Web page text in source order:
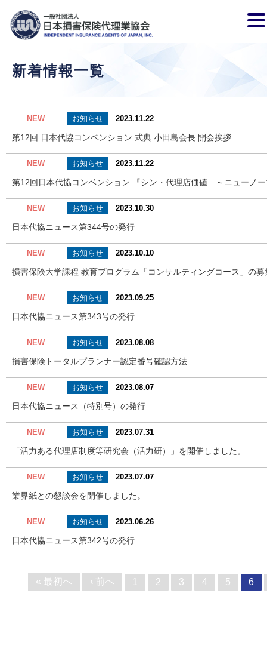
新着情報一覧
NEW お知らせ 2023.11.22
第12回 日本代協コンベンション 式典 小田島会長 開会挨拶
NEW お知らせ 2023.11.22
第12回日本代協コンベンション 『シン・代理店価値 ～ニューノ
NEW お知らせ 2023.10.30
日本代協ニュース第344号の発行
NEW お知らせ 2023.10.10
損害保険大学課程 教育プログラム「コンサルティングコース」の
NEW お知らせ 2023.09.25
日本代協ニュース第343号の発行
NEW お知らせ 2023.08.08
損害保険トータルプランナー認定番号確認方法
NEW お知らせ 2023.08.07
日本代協ニュース（特別号）の発行
NEW お知らせ 2023.07.31
「活力ある代理店制度等研究会（活力研）」を開催しました。
NEW お知らせ 2023.07.07
業界紙との懇談会を開催しました。
NEW お知らせ 2023.06.26
日本代協ニュース第342号の発行
« 最初へ ‹ 前へ 1 2 3 4 5 6